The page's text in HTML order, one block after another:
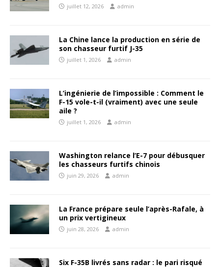
juillet 12, 2026 admin
La Chine lance la production en série de
son chasseur furtif J-35
juillet 1, 2026 admin
L’ingénierie de l’impossible : Comment le
F-15 vole-t-il (vraiment) avec une seule
aile ?
juillet 1, 2026 admin
Washington relance l’E-7 pour débusquer
les chasseurs furtifs chinois
juin 29, 2026 admin
La France prépare seule l’après-Rafale, à
un prix vertigineux
juin 28, 2026 admin
Six F-35B livrés sans radar : le pari risqué